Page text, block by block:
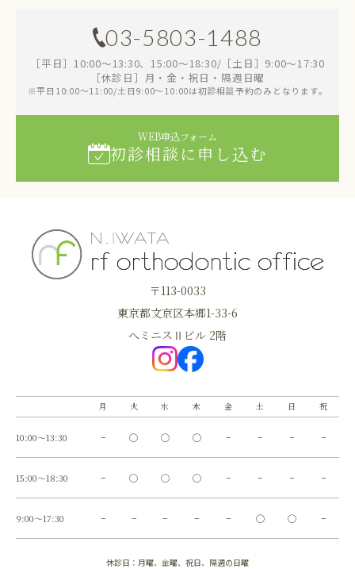
03-5803-1488
［平日］10:00～13:30、15:00～18:30/［土日］9:00～17:30
［休診日］月・金・祝日・隔週日曜
※平日10:00～11:00/土日9:00～10:00は初診相談予約のみとなります。
WEB申込フォーム
初診相談に申し込む
〒113-0033
東京都文京区本郷1-33-6
へミニスⅡビル 2階
月 火 水 木 金 土 日 祝
10:00～13:30 − ◯ ◯ ◯ − − − −
15:00～18:30 − ◯ ◯ ◯ − − − −
9:00～17:30 − − − − − ◯ ◯ −
休診日：月曜、金曜、祝日、隔週の日曜